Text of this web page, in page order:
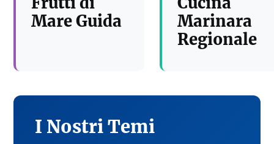
Mare Guida
Marinara
Regionale
I Nostri Temi